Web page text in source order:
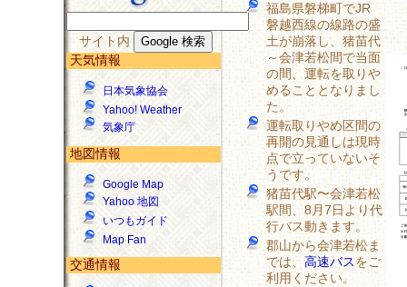
サイト内
天気情報
日本気象協会
Yahoo! Weather
気象庁
地図情報
Google Map
Yahoo 地図
いつもガイド
Map Fan
交通情報
福島県磐梯町でJR
磐越西線の線路の盛
土が崩落し、猪苗代
～会津若松間で当面
の間、運転を取りや
めることとなりまし
た。
運転取りやめ区間の
再開の見通しは現時
点で立っていないそ
うです。
猪苗代駅〜会津若松
駅間、8月7日より代
行バス動きます。
郡山から会津若松ま
では、 高速バスをご
利用ください。